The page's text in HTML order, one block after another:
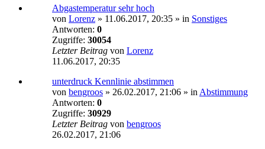
Abgastemperatur sehr hoch
von Lorenz » 11.06.2017, 20:35 » in Sonstiges
Antworten: 0
Zugriffe: 30054
Letzter Beitrag von Lorenz
11.06.2017, 20:35
unterdruck Kennlinie abstimmen
von bengroos » 26.02.2017, 21:06 » in Abstimmung
Antworten: 0
Zugriffe: 30929
Letzter Beitrag von bengroos
26.02.2017, 21:06